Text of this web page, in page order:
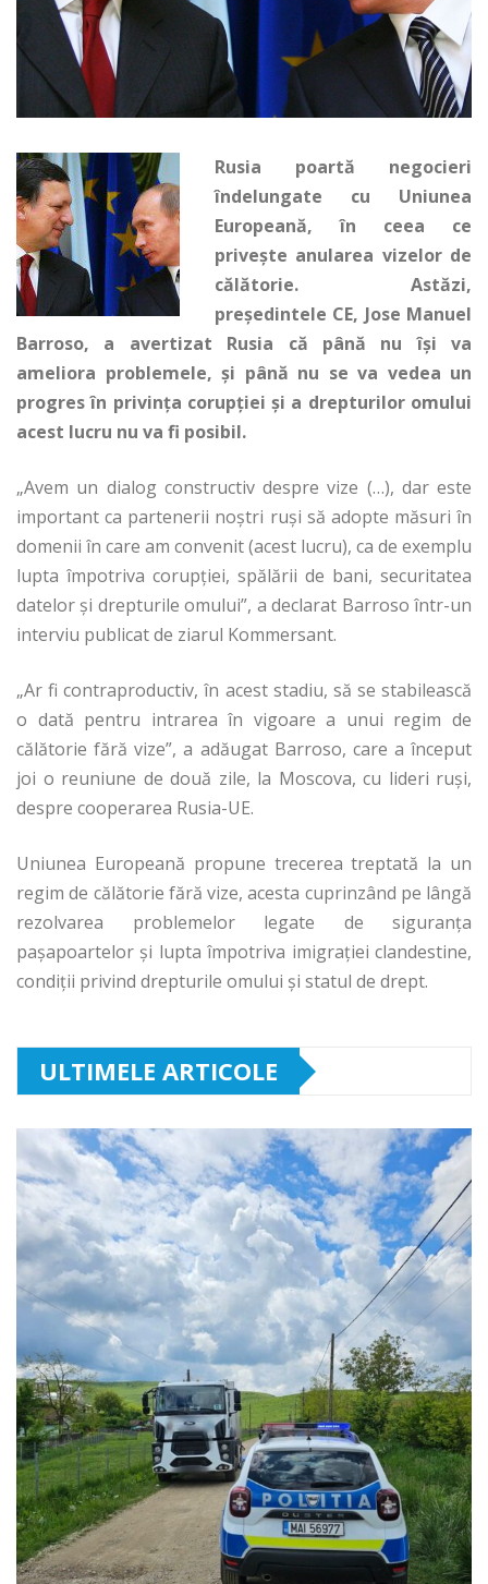
Rusia poartă negocieri
îndelungate cu Uniunea
Europeană, în ceea ce
privește anularea vizelor de
călătorie. Astăzi,
președintele CE, Jose Manuel
Barroso, a avertizat Rusia că până nu își va
ameliora problemele, și până nu se va vedea un
progres în privința corupției și a drepturilor omului
acest lucru nu va fi posibil.
„Avem un dialog constructiv despre vize (…), dar este
important ca partenerii noştri ruşi să adopte măsuri în
domenii în care am convenit (acest lucru), ca de exemplu
lupta împotriva corupţiei, spălării de bani, securitatea
datelor şi drepturile omului”, a declarat Barroso într-un
interviu publicat de ziarul Kommersant.
„Ar fi contraproductiv, în acest stadiu, să se stabilească
o dată pentru intrarea în vigoare a unui regim de
călătorie fără vize”, a adăugat Barroso, care a început
joi o reuniune de două zile, la Moscova, cu lideri ruşi,
despre cooperarea Rusia-UE.
Uniunea Europeană propune trecerea treptată la un
regim de călătorie fără vize, acesta cuprinzând pe lângă
rezolvarea problemelor legate de siguranţa
paşapoartelor şi lupta împotriva imigraţiei clandestine,
condiţii privind drepturile omului şi statul de drept.
ULTIMELE ARTICOLE